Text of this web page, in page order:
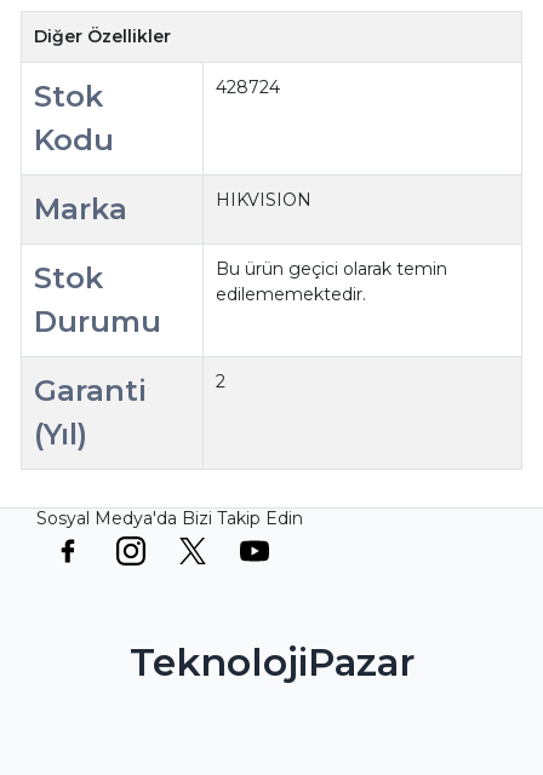
Diğer Özellikler
Stok
Kodu
428724
Marka HIKVISION
Stok
Durumu
Bu ürün geçici olarak temin
edilememektedir.
Garanti
(Yıl)
2
Sosyal Medya'da Bizi Takip Edin
TeknolojiPazar